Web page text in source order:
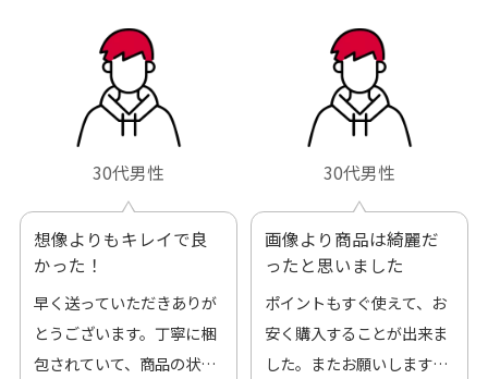
30代男性
想像よりもキレイで良
かった！
早く送っていただきありが
とうございます。丁寧に梱
包されていて、商品の状態
30代男性
画像より商品は綺麗だ
ったと思いました
ポイントもすぐ使えて、お
安く購入することが出来ま
した。またお願いします、